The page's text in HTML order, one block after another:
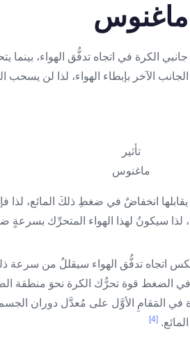
ماغنوس
الكرة في اتجاه تدفُّق الهواء، بينما
الآخر بإبطاء الهواء، لذا لن يسحب
تأثير
ماغنوس
انخفاضٌ في ضغطِ ذلكَ المائع، لذا
لذا سيكونُ لهذا الهواء المتحرِّك بسرعةٍ
تدفُّق الهواء سيقللُ من سرعة ذلكَ
الضغط قوة تحرُّك الكرة نحوَ منطقة
في المَقامِ الأوَّل على مُعدَّل دوران
[4]